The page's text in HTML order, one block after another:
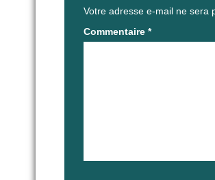
Votre adresse e-mail ne sera
Commentaire *